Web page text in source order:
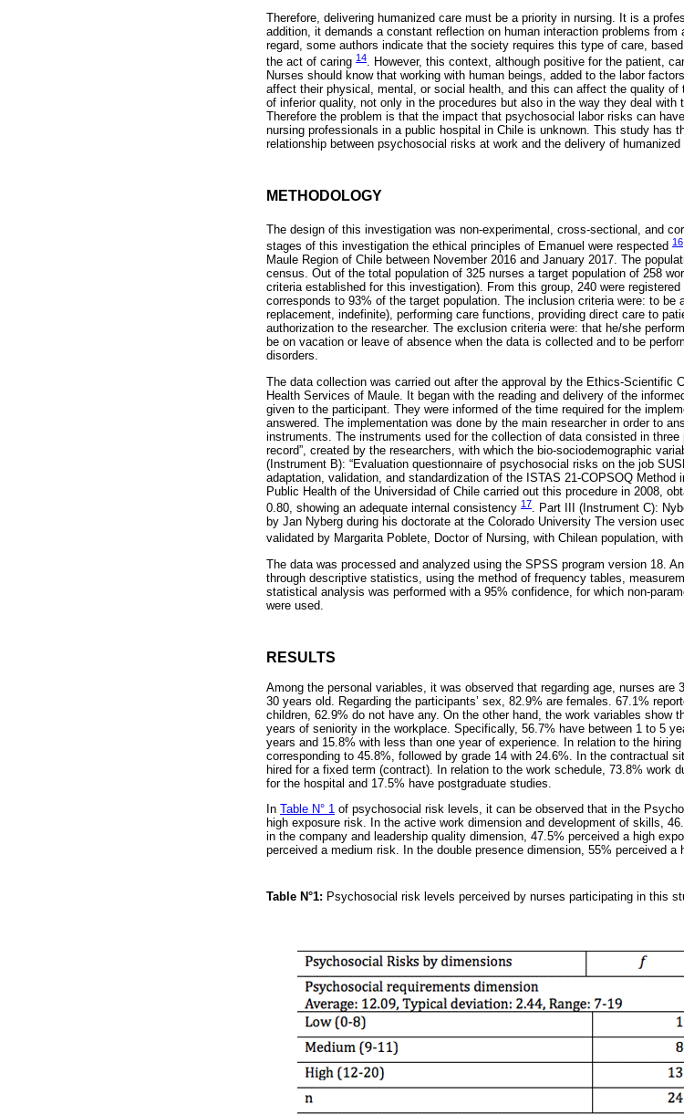
Therefore, delivering humanized care must be a priority in nursing. It is a
addition, it demands a constant reflection on human interaction problems
regard, some authors indicate that the society requires this type of care,
the act of caring 14. However, this context, although positive for the patient,
Nurses should know that working with human beings, added to the labor
affect their physical, mental, or social health, and this can affect the quality
of inferior quality, not only in the procedures but also in the way they deal
Therefore the problem is that the impact that psychosocial labor risks can
nursing professionals in a public hospital in Chile is unknown. This study has
relationship between psychosocial risks at work and the delivery of
METHODOLOGY
The design of this investigation was non-experimental, cross-sectional, and
stages of this investigation the ethical principles of Emanuel were respected 16
Maule Region of Chile between November 2016 and January 2017. The
census. Out of the total population of 325 nurses a target population of 258
criteria established for this investigation). From this group, 240 were
corresponds to 93% of the target population. The inclusion criteria were: to
replacement, indefinite), performing care functions, providing direct care to
authorization to the researcher. The exclusion criteria were: that he/she
be on vacation or leave of absence when the data is collected and to be
disorders.
The data collection was carried out after the approval by the Ethics-Scientific
Health Services of Maule. It began with the reading and delivery of the
given to the participant. They were informed of the time required for the
answered. The implementation was done by the main researcher in order to
instruments. The instruments used for the collection of data consisted in
record”, created by the researchers, with which the bio-sociodemographic
(Instrument B): “Evaluation questionnaire of psychosocial risks on the job
adaptation, validation, and standardization of the ISTAS 21-COPSOQ
Public Health of the Universidad of Chile carried out this procedure in 2008,
0.80, showing an adequate internal consistency 17
. Part III (Instrument C):
by Jan Nyberg during his doctorate at the Colorado University The version
validated by Margarita Poblete, Doctor of Nursing, with Chilean population,
The data was processed and analyzed using the SPSS program version 18.
through descriptive statistics, using the method of frequency tables,
statistical analysis was performed with a 95% confidence, for which non-
were used.
RESULTS
Among the personal variables, it was observed that regarding age, nurses
30 years old. Regarding the participants’ sex, 82.9% are females. 67.1%
children, 62.9% do not have any. On the other hand, the work variables show
years of seniority in the workplace. Specifically, 56.7% have between 1 to 5
years and 15.8% with less than one year of experience. In relation to the
corresponding to 45.8%, followed by grade 14 with 24.6%. In the contractual
hired for a fixed term (contract). In relation to the work schedule, 73.8% work
for the hospital and 17.5% have postgraduate studies.
In Table N° 1 of psychosocial risk levels, it can be observed that in the
high exposure risk. In the active work dimension and development of skills,
in the company and leadership quality dimension, 47.5% perceived a high
perceived a medium risk. In the double presence dimension, 55% perceived a
Table N°1: Psychosocial risk levels perceived by nurses participating in this